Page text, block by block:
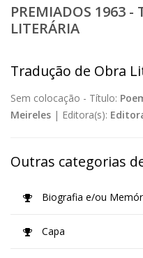
PREMIADOS 1963 -
LITERÁRIA
Tradução de Obra
Sem colocação - Título:
Meireles | Editora(s):
Outras categorias
Biografia e/ou
Capa